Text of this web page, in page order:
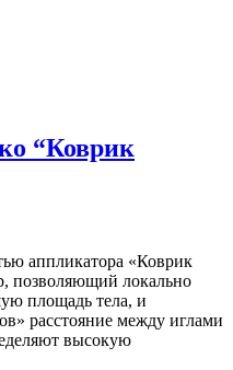
“Коврик
аппликатора «Коврик
позволяющий локально
площадь тела, и
расстояние между иглами
высокую